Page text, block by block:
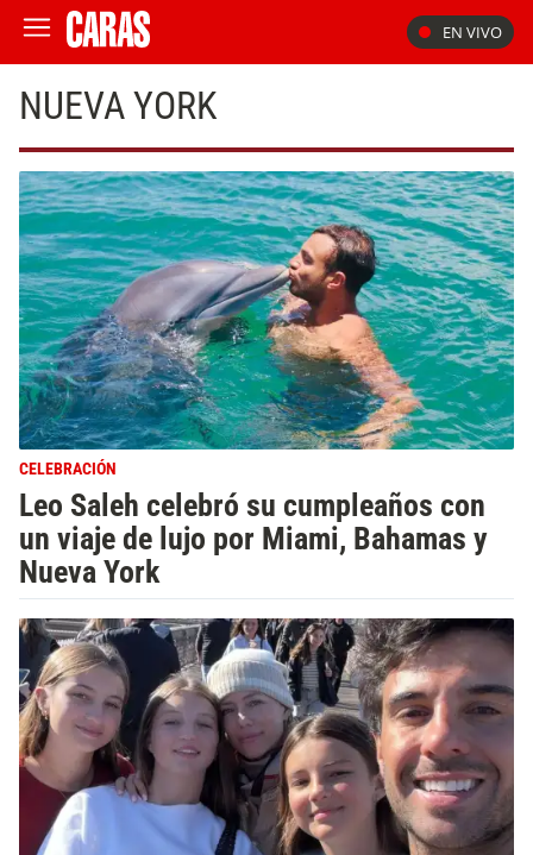
EN VIVO
NUEVA YORK
CELEBRACIÓN
Leo Saleh celebró su cumpleaños con
un viaje de lujo por Miami, Bahamas y
Nueva York